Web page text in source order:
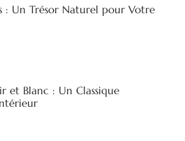
: Un Trésor Naturel pour Votre
et Blanc : Un Classique